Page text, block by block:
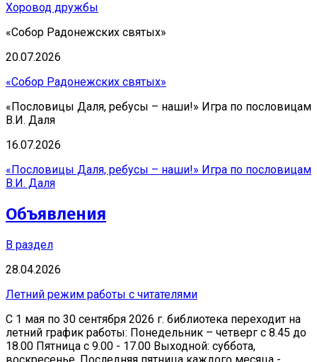
Хоровод дружбы
«Собор Радонежских святых»
20.07.2026
«Собор Радонежских святых»
«Пословицы Даля, ребусы – наши!» Игра по пословицам
В.И. Даля
16.07.2026
«Пословицы Даля, ребусы – наши!» Игра по пословицам
В.И. Даля
Объявления
В раздел
28.04.2026
Летний режим работы с читателями
С 1 мая по 30 сентября 2026 г. библиотека переходит на
летний график работы: Понедельник – четверг с 8.45 до
18.00 Пятница с 9.00 - 17.00 Выходной: суббота,